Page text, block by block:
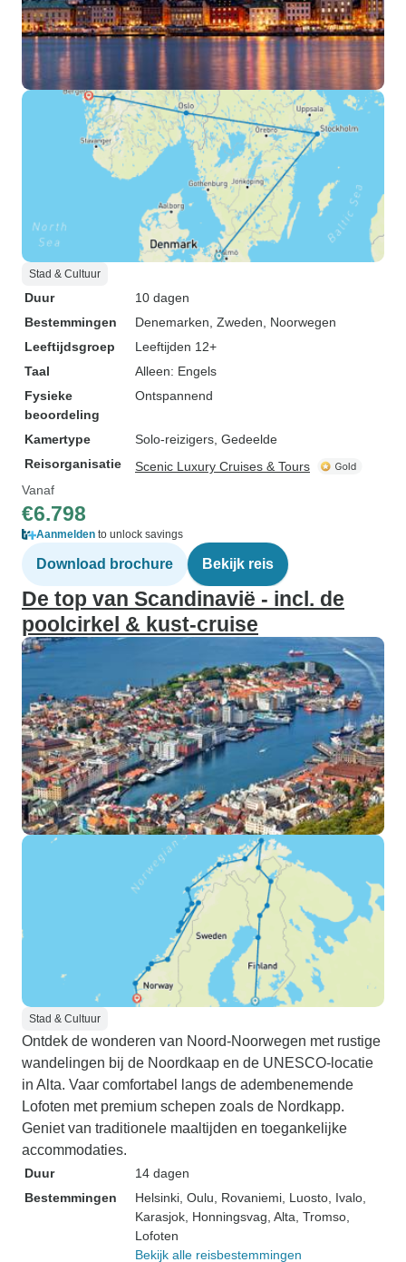
Stad & Cultuur
Duur
10 dagen
Bestemmingen
Denemarken , Zweden , Noorwegen
Leeftijdsgroep
Leeftijden 12+
Taal
Alleen: Engels
Fysieke
beoordeling
Ontspannend
Kamertype
Solo-reizigers, Gedeelde
Reisorganisatie
Scenic Luxury Cruises & Tours
Vanaf
€6.798
Aanmelden to unlock savings
Download brochure Bekijk reis
De top van Scandinavië - incl. de
poolcirkel & kust-cruise
Stad & Cultuur
Ontdek de wonderen van Noord-Noorwegen met rustige
wandelingen bij de Noordkaap en de UNESCO-locatie
in Alta. Vaar comfortabel langs de adembenemende
Lofoten met premium schepen zoals de Nordkapp.
Geniet van traditionele maaltijden en toegankelijke
accommodaties.
Duur
14 dagen
Bestemmingen
Helsinki , Oulu , Rovaniemi , Luosto , Ivalo
Karasjok , Honningsvag , Alta , Tromso
Lofoten
Bekijk alle reisbestemmingen